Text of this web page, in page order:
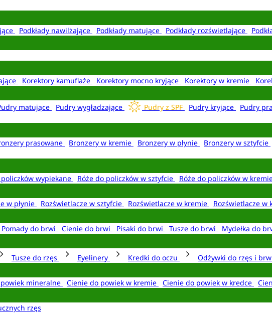
Podkłady nawilżające Podkłady matujące Podkłady rozświetlające
Korektory kamuflaże Korektory mocno kryjące Korektory w kremie
matujące Pudry wygładzające Pudry z SPF Pudry kryjące Pudry
prasowane Bronzery w kremie Bronzery w płynie Bronzery w sztyfcie
policzków wypiekane Róże do policzków w sztyfcie Róże do policzków w
w płynie Rozświetlacze w sztyfcie Rozświetlacze w kremie Rozświetlacze w
Pomady do brwi Cienie do brwi Pisaki do brwi Tusze do brwi Mydełka do
Tusze do rzęs Eyelinery Kredki do oczu
Odżywki do rzęs i
mineralne Cienie do powiek w kremie Cienie do powiek w kredce
rzęs